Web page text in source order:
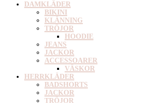
DAMKLÄDER
BIKINI
KLÄNNING
TRÖJOR
HOODIE
JEANS
JACKOR
ACCESSOARER
VÄSKOR
HERRKLÄDER
BADSHORTS
JACKOR
TRÖJOR